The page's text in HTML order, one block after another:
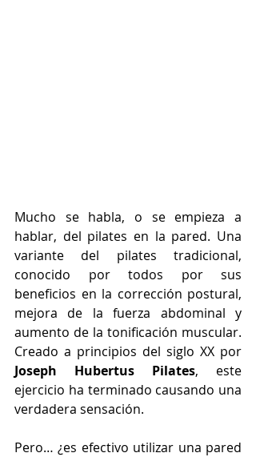
Mucho se habla, o se empieza a
hablar, del pilates en la pared. Una
variante del pilates tradicional,
conocido por todos por sus
beneficios en la corrección postural,
mejora de la fuerza abdominal y
aumento de la tonificación muscular.
Joseph Hubertus Pilates, este
ejercicio ha terminado causando una
verdadera sensación.
Pero… ¿es efectivo utilizar una pared